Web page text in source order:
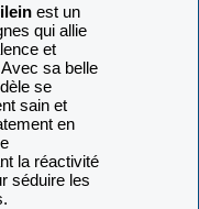
est un
qui allie
et
sa belle
se
sain et
en
la réactivité
séduire les